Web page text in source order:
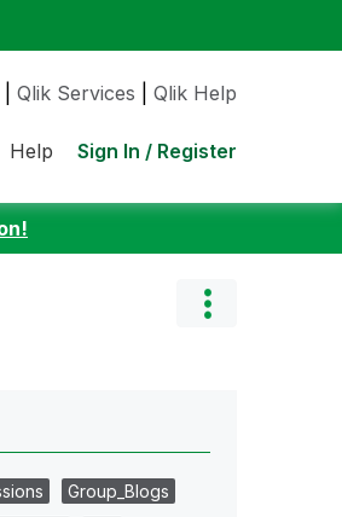
Qlik Services Qlik Help
Help Sign In / Register
Group_Blogs